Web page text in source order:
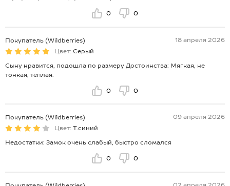
0 0
Покупатель (Wildberries)
18 апреля 2026
Цвет: Серый
Сыну нравится, подошла по размеру Достоинства: Мягкая, не
тонкая, тёплая.
0 0
Покупатель (Wildberries)
09 апреля 2026
Цвет: Т.синий
Недостатки: Замок очень слабый, быстро сломался
0 0